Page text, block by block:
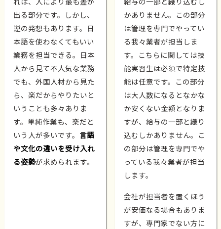
出る部分です。しかし、
逆の発想もあります。日
本語を使わなくてもいい
業務を担当できる。日本
人から見て不人気な業務
でも、外国人材から見た
ら、楽だからやりたいと
いうことも多々ありま
す。単純作業も、楽だと
いう人が多いです。 言語
や文化の違いを受け入れ
る姿勢が求められます。
かありません。この部分
は管理を専門でやってい
る我々業者が担当しま
す。こちらに関しては技
能実習生は必須で特定技
能は任意です。この部分
は大人数になるとなかな
か安くない金額となりま
すが、給与の一部と織り
込むしかありません。こ
の部分は管理を専門でや
っている我々業者が担当
します。
会社が担当者を置くほう
が安価なる場合もありま
すが、専門家でない方に